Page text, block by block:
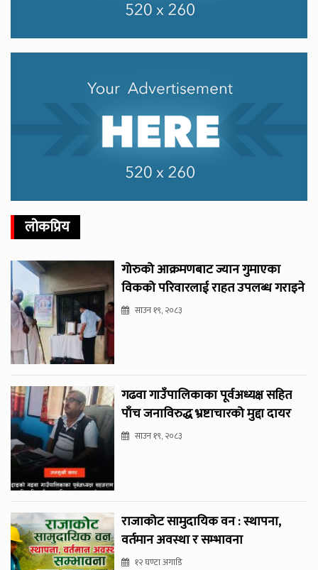
लोकप्रिय
गोरुको आक्रमणबाट ज्यान गुमाएका
विकको परिवारलाई राहत उपलब्ध गराइने
साउन १९, २०८३
गढवा गाउँपालिकाका पूर्वअध्यक्ष सहित
पाँच जनाविरुद्ध भ्रष्टाचारको मुद्दा दायर
साउन १९, २०८३
राजाकोट सामुदायिक वन : स्थापना,
वर्तमान अवस्था र सम्भावना
१२ घण्टा अगाडि